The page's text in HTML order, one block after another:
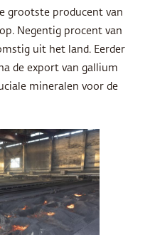
grootste producent van
op. Negentig procent van
uit het land. Eerder
de export van gallium
mineralen voor de